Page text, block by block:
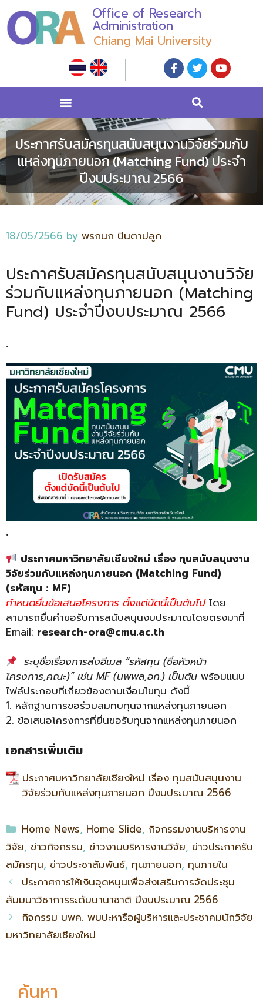
Office of Research
Administration
Chiang Mai University
ประกาศรับสมัครทุนสนับสนุนงานวิจัยร่วมกับ
แหล่งทุนภายนอก (Matching Fund) ประจำ
ปีงบประมาณ 2566
18/05/2566 by พรกนก ปินตาปลูก
ประกาศรับสมัครทุนสนับสนุนงานวิจัย
ร่วมกับแหล่งทุนภายนอก (Matching
Fund) ประจำปีงบประมาณ 2566
.
.
ประกาศมหาวิทยาลัยเชียงใหม่ เรื่อง ทุนสนับสนุนงาน
วิจัยร่วมกับแหล่งทุนภายนอก (Matching Fund)
(รหัสทุน : MF)
กำหนดยื่นข้อเสนอโครงการ ตั้งแต่บัดนี้เป็นต้นไปโดย
สามารถยื่นคำขอรับการสนับสนุนงบประมาณโดยตรงมาที่
Email: research-ora@cmu.ac.th
ระบุชื่อเรื่องการส่งอีเมล “รหัสทุน (ชื่อหัวหน้า
โครงการ,คณะ)” เช่น MF (นพพล,อก.) เป็นต้น พร้อมแนบ
ไฟล์ประกอบที่เกี่ยวข้องตามเงื่อนไขทุน ดังนี้
1. หลักฐานการขอร่วมสมทบทุนจากแหล่งทุนภายนอก
2. ข้อเสนอโครงการที่ยื่นขอรับทุนจากแหล่งทุนภายนอก
เอกสารเพิ่มเติม
ประกาศมหาวิทยาลัยเชียงใหม่ เรื่อง ทุนสนับสนุนงาน
วิจัยร่วมกับแหล่งทุนภายนอก ปีงบประมาณ 2566
Home News, Home Slide, กิจกรรมงานบริหารงาน
วิจัย, ข่าวกิจกรรม, ข่าวงานบริหารงานวิจัย, ข่าวประกาศรับ
สมัครทุน, ข่าวประชาสัมพันธ์, ทุนภายนอก, ทุนภายใน
ประกาศการให้เงินอุดหนุนเพื่อส่งเสริมการจัดประชุม
สัมมนาวิชาการระดับนานาชาติ ปีงบประมาณ 2566
กิจกรรม บพค. พบปะหารือผู้บริหารและประชาคมนักวิจัย
มหาวิทยาลัยเชียงใหม่
ค้นหา